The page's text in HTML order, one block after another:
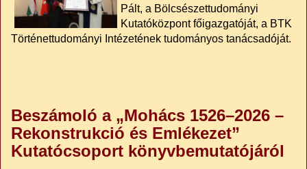
Pált, a Bölcsészettudományi
Kutatóközpont főigazgatóját, a BTK
Történettudományi Intézetének tudományos tanácsadóját.
Beszámoló a „Mohács 1526–2026 –
Rekonstrukció és Emlékezet”
Kutatócsoport könyvbemutatójáról